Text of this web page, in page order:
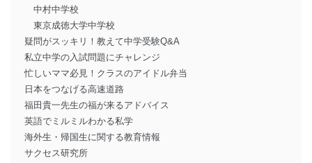
中村中学校
東京成徳大学中学校
疑問がスッキリ！教えて中学受験Q&A
私立中学の入試問題にチャレンジ
忙しいママ必見！クラスのアイドル弁当
日本をつなげる高速道路
福田貴一先生の福が来るアドバイス
英語でミルミルわかる私学
海外生・帰国生に関する教育情報
サクセス研究所